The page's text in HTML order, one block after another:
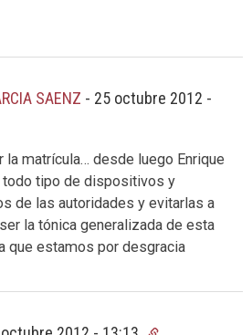
SAENZ - 25 octubre 2012 -
matrícula… desde luego Enrique
todo tipo de dispositivos y
de las autoridades y evitarlas a
la tónica generalizada de esta
que estamos por desgracia